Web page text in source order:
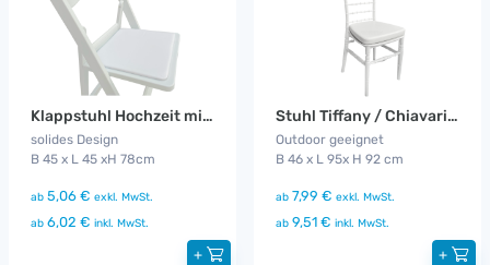
Klappstuhl Hochzeit mit Kissen
solides Design
B 45 x L 45 xH 78cm
ab 5,06 € exkl. MwSt.
ab 6,02 € inkl. MwSt.
+
Stuhl Tiffany / Chiavaristyle mit Kissen
Outdoor geeignet
B 46 x L 95x H 92 cm
ab 7,99 € exkl. MwSt.
ab 9,51 € inkl. MwSt.
+